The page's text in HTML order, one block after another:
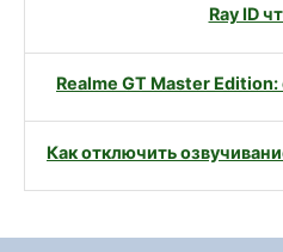
Ray ID
Realme GT Master
Как отключить